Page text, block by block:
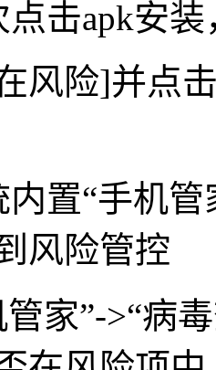
点击apk安
风险]并点
置“手机
风险管控
家”->“病